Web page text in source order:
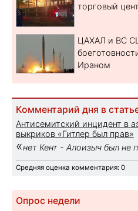
торговый
ЦАХАЛ и ВС
Ираном
Комментарий дня в
Антисемитский инцидент в
выкриков «Гитлер был прав»
«нет Кент - Алоизыч был не
Средняя оценка комментария: 0
Опрос недели